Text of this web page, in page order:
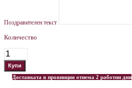
Поздравителен текст
Количество
Доставката в провинция отнема 2 работни дни